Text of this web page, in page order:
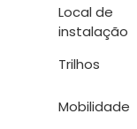
Local de
instalação
Trilhos
Mobilidade